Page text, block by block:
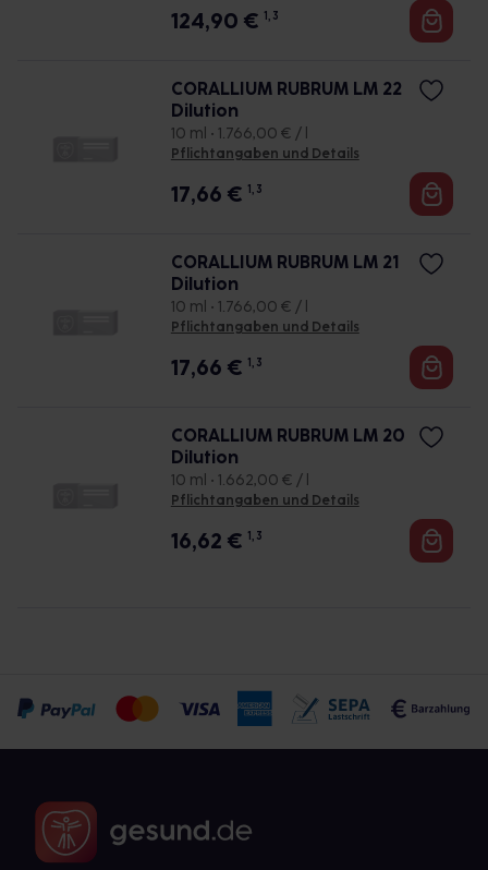
124,90 € 1, 3
CORALLIUM RUBRUM LM 22
Dilution
10 ml • 1.766,00 € / l
Pflichtangaben und Details
17,66 € 1, 3
CORALLIUM RUBRUM LM 21
Dilution
10 ml • 1.766,00 € / l
Pflichtangaben und Details
17,66 € 1, 3
CORALLIUM RUBRUM LM 20
Dilution
10 ml • 1.662,00 € / l
Pflichtangaben und Details
16,62 € 1, 3